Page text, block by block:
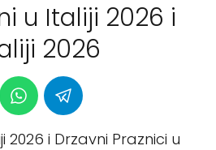
u Italiji 2026 i
2026
2026 i Drzavni Praznici u